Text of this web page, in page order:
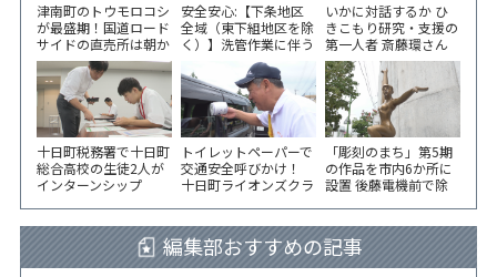
津南町のトウモロコシ
が最盛期！国道ロード
サイドの直売所は朝か
ら長い列！
安全安心:【下条地区
全域（東下組地区を除
く）】洗管作業に伴う
水道の濁りの発生につ
いて
いかに対話するか ひ
きこもり研究・支援の
第一人者 斎藤環さん
が千手コミセンで講演
十日町税務署で十日町
総合高校の生徒2人が
インターンシップ
トイレットペーパーで
交通安全呼びかけ！
十日町ライオンズクラ
「彫刻のまち」第5期
の作品を市内6か所に
設置 後藤電機前で除
編集部おすすめの記事